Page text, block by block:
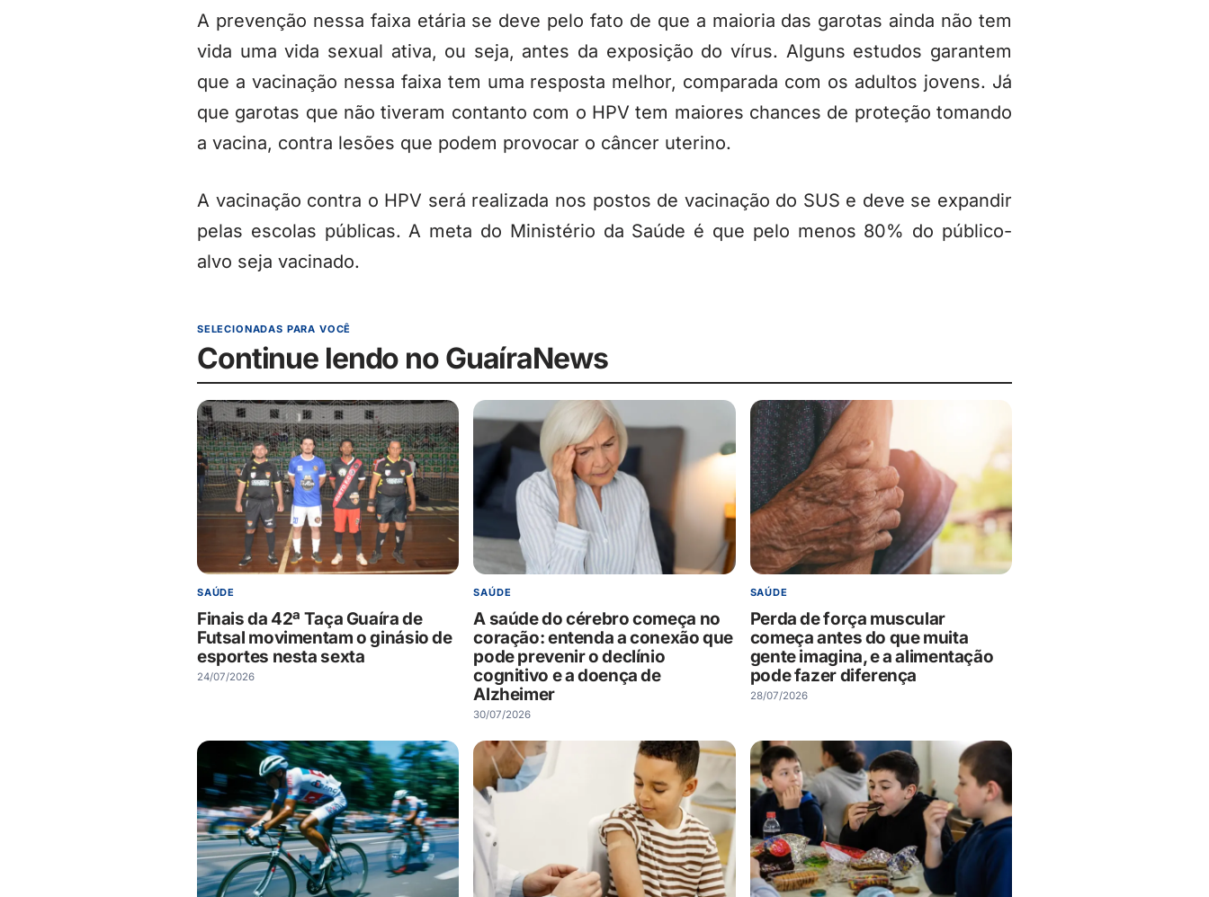
A prevenção nessa faixa etária se deve pelo fato de que a maioria das garotas ainda não tem
vida uma vida sexual ativa, ou seja, antes da exposição do vírus. Alguns estudos garantem
que a vacinação nessa faixa tem uma resposta melhor, comparada com os adultos jovens. Já
que garotas que não tiveram contanto com o HPV tem maiores chances de proteção tomando
a vacina, contra lesões que podem provocar o câncer uterino.
A vacinação contra o HPV será realizada nos postos de vacinação do SUS e deve se expandir
pelas escolas públicas. A meta do Ministério da Saúde é que pelo menos 80% do público-
alvo seja vacinado.
SELECIONADAS PARA VOCÊ
Continue lendo no GuaíraNews
SAÚDE
Finais da 42ª Taça Guaíra de
Futsal movimentam o ginásio de
esportes nesta sexta
24/07/2026
SAÚDE
A saúde do cérebro começa no
coração: entenda a conexão que
pode prevenir o declínio
cognitivo e a doença de
Alzheimer
30/07/2026
SAÚDE
Perda de força muscular
começa antes do que muita
gente imagina, e a alimentação
pode fazer diferença
28/07/2026